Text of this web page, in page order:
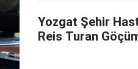
Yozgat Şehir
Reis Turan